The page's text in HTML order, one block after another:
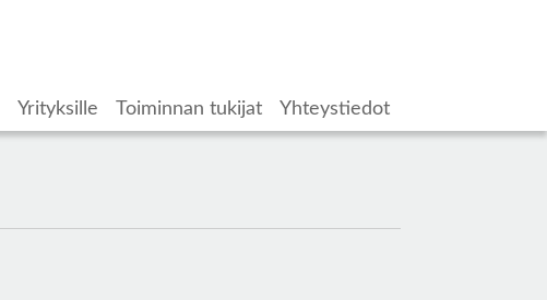
Yrityksille Toiminnan tukijat Yhteystiedot